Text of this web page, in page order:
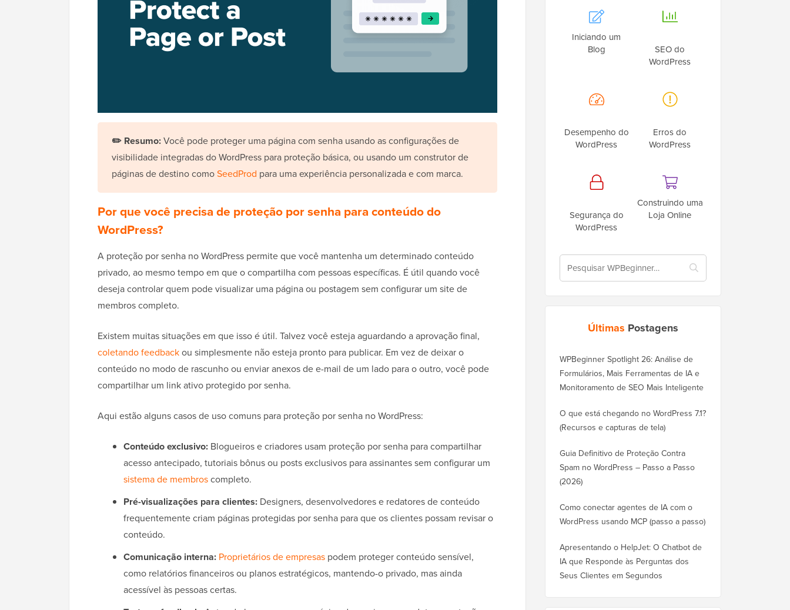
✏️ Resumo:Você pode proteger uma página com senha usando as configurações de
visibilidade integradas do WordPress para proteção básica, ou usando um construtor de
páginas de destino comoSeedProd para uma experiência personalizada e com marca.
Por que você precisa de proteção por senha para conteúdo do
WordPress?
A proteção por senha no WordPress permite que você mantenha um determinado conteúdo
privado, ao mesmo tempo em que o compartilha com pessoas específicas. É útil quando você
deseja controlar quem pode visualizar uma página ou postagem sem configurar um site de
membros completo.
Existem muitas situações em que isso é útil. Talvez você esteja aguardando a aprovação final,
coletando feedbackou simplesmente não esteja pronto para publicar. Em vez de deixar o
conteúdo no modo de rascunho ou enviar anexos de e-mail de um lado para o outro, você pode
compartilhar um link ativo protegido por senha.
Aqui estão alguns casos de uso comuns para proteção por senha no WordPress:
Conteúdo exclusivo: Blogueiros e criadores usam proteção por senha para compartilhar
acesso antecipado, tutoriais bônus ou posts exclusivos para assinantes sem configurar um
sistema de membroscompleto.
Pré-visualizações para clientes: Designers, desenvolvedores e redatores de conteúdo
frequentemente criam páginas protegidas por senha para que os clientes possam revisar o
conteúdo.
Comunicação interna: Proprietários de empresas podem proteger conteúdo sensível,
como relatórios financeiros ou planos estratégicos, mantendo-o privado, mas ainda
acessível às pessoas certas.
Iniciando um
Blog
SEO do
WordPress
Desempenho do
WordPress
Erros do
WordPress
Segurança do
WordPress
Construindo uma
Loja Online
Últimas Postagens
WPBeginner Spotlight 26: Análise de
Formulários, Mais Ferramentas de IA e
Monitoramento de SEO Mais Inteligente
O que está chegando no WordPress 7.1?
(Recursos e capturas de tela)
Guia Definitivo de Proteção Contra
Spam no WordPress – Passo a Passo
(2026)
Como conectar agentes de IA com o
WordPress usando MCP (passo a passo)
Apresentando o HelpJet: O Chatbot de
IA que Responde às Perguntas dos
Seus Clientes em Segundos